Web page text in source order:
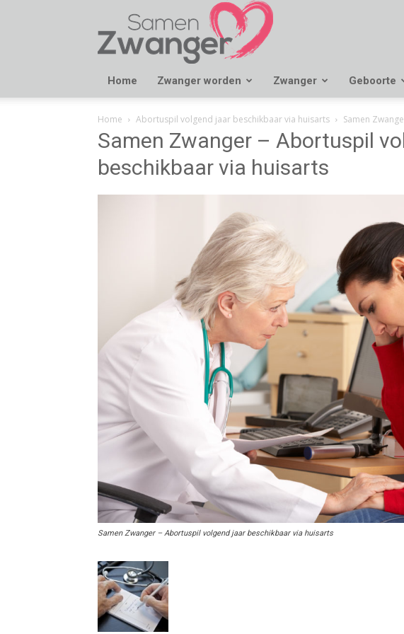
Samen
Zwanger
Home Zwanger worden Zwanger Geboorte
Home Abortuspil volgend jaar beschikbaar via huisarts Samen
Samen Zwanger – Abortuspil
beschikbaar via huisarts
Samen Zwanger – Abortuspil volgend jaar beschikbaar via huisarts